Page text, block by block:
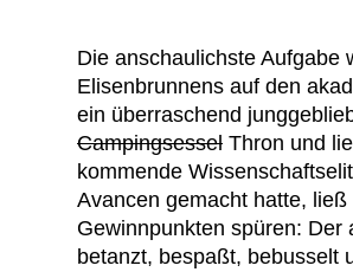
Die anschaulichste Aufgabe
Elisenbrunnens auf den
ein überraschend
Campingsessel Thron und
kommende
Avancen gemacht hatte,
Gewinnpunkten spüren:
betanzt, bespaßt, bebusselt